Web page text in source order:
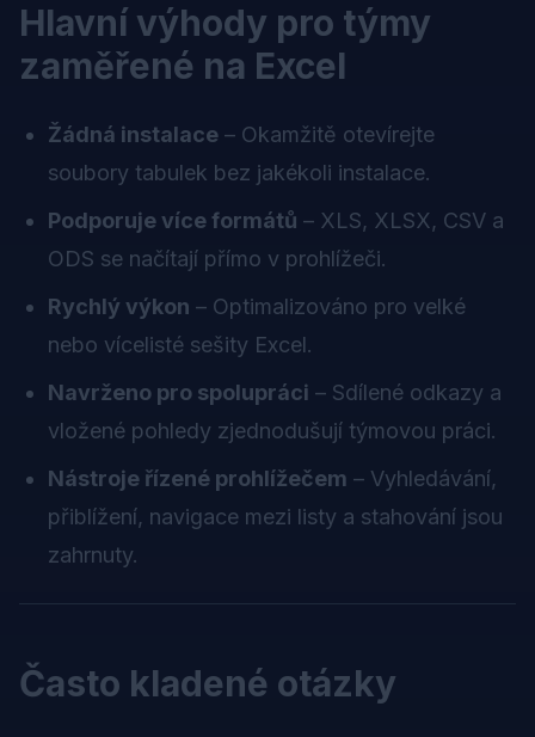
Hlavní výhody pro týmy
zaměřené na Excel
Žádná instalace – Okamžitě otevírejte
soubory tabulek bez jakékoli instalace.
Podporuje více formátů – XLS, XLSX, CSV a
ODS se načítají přímo v prohlížeči.
Rychlý výkon – Optimalizováno pro velké
nebo vícelisté sešity Excel.
Navrženo pro spolupráci – Sdílené odkazy a
vložené pohledy zjednodušují týmovou práci.
Nástroje řízené prohlížečem – Vyhledávání,
přiblížení, navigace mezi listy a stahování jsou
zahrnuty.
Často kladené otázky